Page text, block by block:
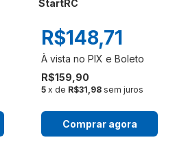
StartRC
R$159,90
R$148,71
5 x de R$31,98 sem juros
Comprar agora